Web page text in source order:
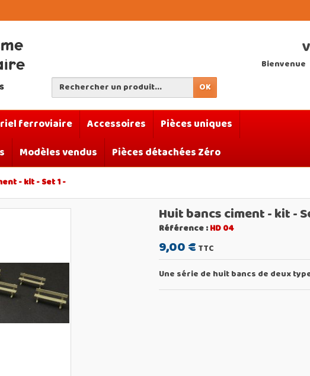
OK
Bienvenue
ferroviaire Accessoires
Pièces uniques
Modèles vendus Pièces détachées Zéro
- kit - Set 1 -
Huit bancs ciment - kit -
Référence :HD 04
9,00 € TTC
Une série de huit bancs de deux